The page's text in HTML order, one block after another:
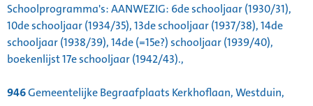
Schoolprogramma's: AANWEZIG: 6de schooljaar (1930/31),
10de schooljaar (1934/35), 13de schooljaar (1937/38), 14de
schooljaar (1938/39), 14de (=15e?) schooljaar (1939/40),
boekenlijst 17e schooljaar (1942/43).,
946Gemeentelijke Begraafplaats Kerkhoflaan, Westduin,